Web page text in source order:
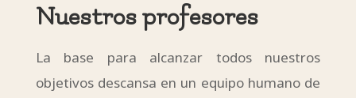
Nuestros profesores
La base para alcanzar todos nuestros
objetivos descansa en un equipo humano de